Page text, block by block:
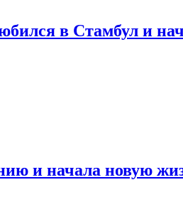
в Стамбул и
и начала новую